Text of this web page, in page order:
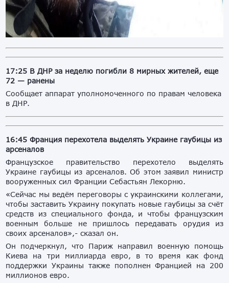
17:25 В ДНР за неделю погибли 8 мирных жителей, еще
72 — ранены
Сообщает аппарат уполномоченного по правам человека
в ДНР.
16:45 Франция перехотела выделять Украине гаубицы из
арсеналов
Французское правительство перехотело выделять
Украине гаубицы из арсеналов. Об этом заявил министр
вооруженных сил Франции Себастьян Лекорню.
«Сейчас мы ведём переговоры с украинскими коллегами,
чтобы заставить Украину покупать новые гаубицы за счёт
средств из специального фонда, и чтобы французским
военным больше не пришлось передавать орудия из
своих арсеналов»,- сказал он.
Он подчеркнул, что Париж направил военную помощь
Киева на три миллиарда евро, в то время как фонд
поддержки Украины также пополнен Францией на 200
миллионов евро.